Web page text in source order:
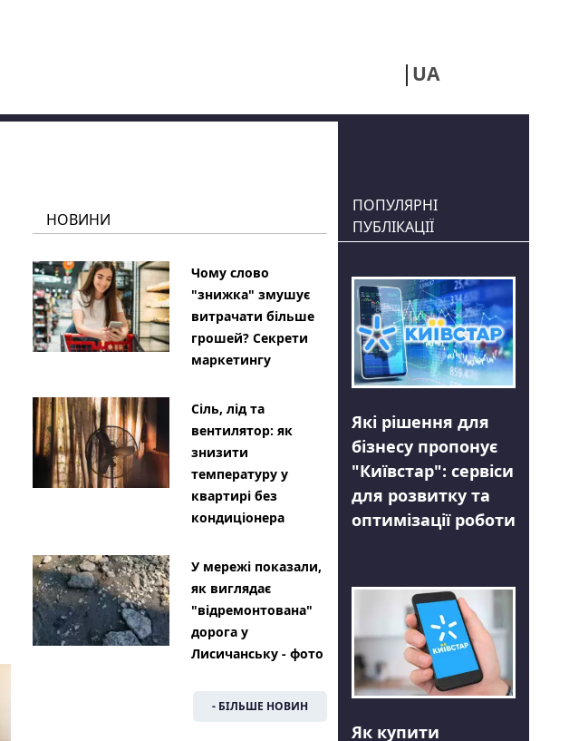
UA
НОВИНИ
Чому слово
"знижка" змушує
витрачати більше
грошей? Секрети
маркетингу
Сіль, лід та
вентилятор: як
знизити
температуру у
квартирі без
кондиціонера
У мережі показали,
як виглядає
"відремонтована"
дорога у
Лисичанську - фото
- БІЛЬШЕ НОВИН
ПОПУЛЯРНІ
ПУБЛІКАЦІЇ
Які рішення для
бізнесу пропонує
"Київстар": сервіси
для розвитку та
оптимізації роботи
Як купити